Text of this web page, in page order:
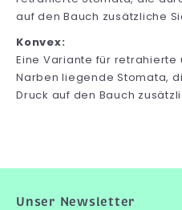
auf den Bauch zusätzliche
Konvex:
Eine Variante für retrahierte
Narben liegende Stomata,
Druck auf den Bauch
Unser Newsletter